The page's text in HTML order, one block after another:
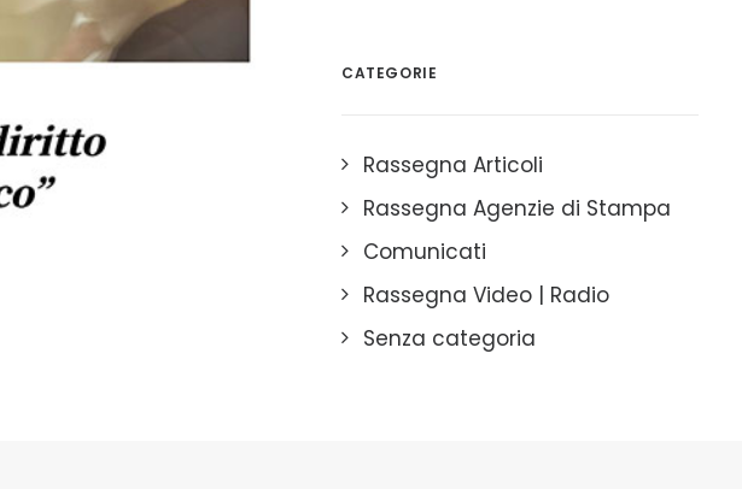
CATEGORIE
Rassegna Articoli
Rassegna Agenzie di Stampa
Comunicati
Rassegna Video | Radio
Senza categoria